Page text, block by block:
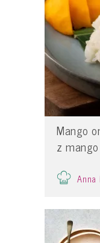
Mango
z mango
Anna